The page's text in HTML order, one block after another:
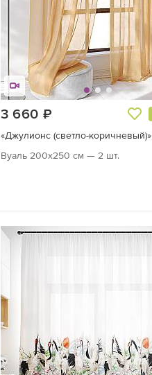
3 660
«Джулионс (светло-коричневый)»
Вуаль 200х250 см — 2 шт.